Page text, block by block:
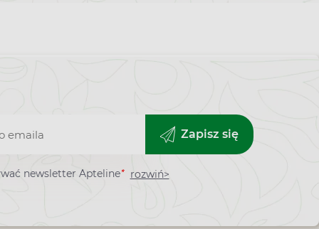
Zapisz się
newsletter Apteline* rozwiń>